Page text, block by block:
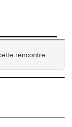
rencontre.